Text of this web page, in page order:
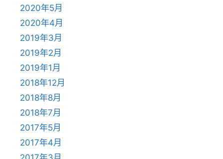
2020年5月
2020年4月
2019年3月
2019年2月
2019年1月
2018年12月
2018年8月
2018年7月
2017年5月
2017年4月